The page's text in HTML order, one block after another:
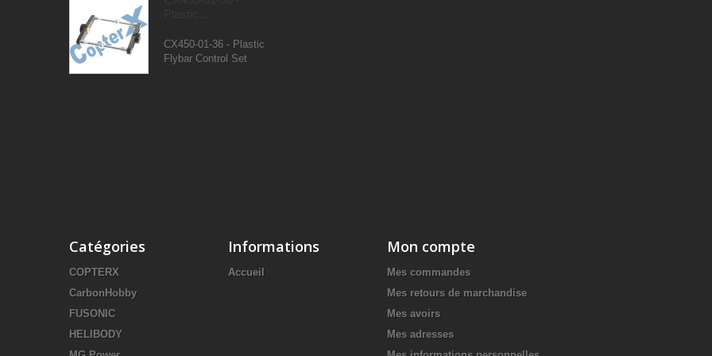
CX450-01-36 - Plastic
Flybar Control Set
Catégories
COPTERX
CarbonHobby
FUSONIC
HELIBODY
Informations
Accueil
Mon compte
Mes commandes
Mes retours de marchandise
Mes avoirs
Mes adresses